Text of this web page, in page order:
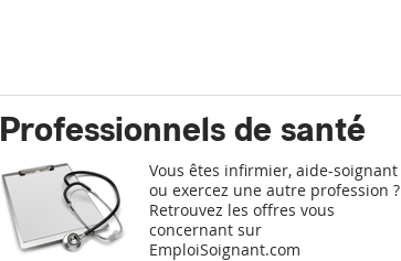
Professionnels de santé
Vous êtes infirmier, aide-soignant
ou exercez une autre profession ?
Retrouvez les offres vous
concernant sur
EmploiSoignant.com